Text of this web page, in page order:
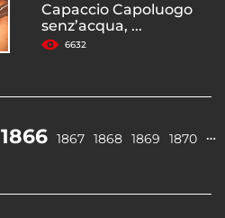
Capaccio Capoluogo
senz’acqua, ...
6632
1866 1867 1868 1869 1870 …